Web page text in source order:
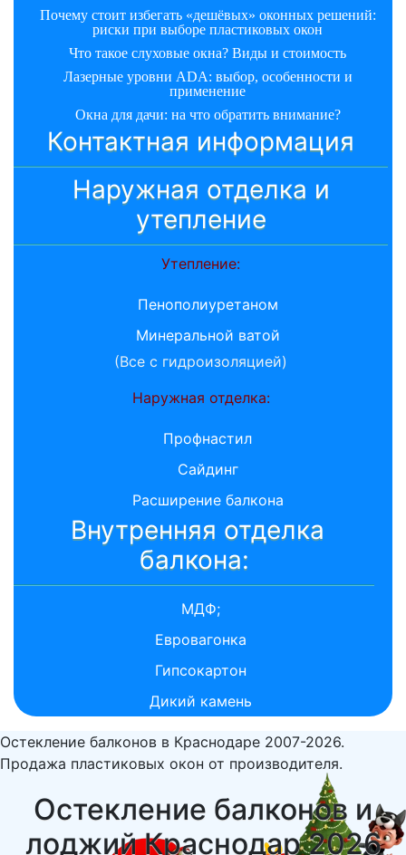
Почему стоит избегать «дешёвых» оконных решений:
риски при выборе пластиковых окон
Что такое слуховые окна? Виды и стоимость
Лазерные уровни ADA: выбор, особенности и
применение
Окна для дачи: на что обратить внимание?
Контактная информация
Наружная отделка и
утепление
Утепление:
Пенополиуретаном
Минеральной ватой
(Все с гидроизоляцией)
Наружная отделка:
Профнастил
Сайдинг
Расширение балкона
Внутренняя отделка
балкона:
МДФ;
Евровагонка
Гипсокартон
Дикий камень
Остекление балконов в Краснодаре 2007-2026.
Продажа пластиковых окон от производителя.
Остекление балконов и
лоджий Краснодар 2026